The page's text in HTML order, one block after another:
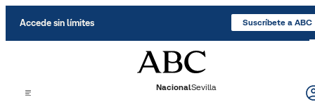
Accede sin límites Suscríbete a ABC
NacionalSevilla